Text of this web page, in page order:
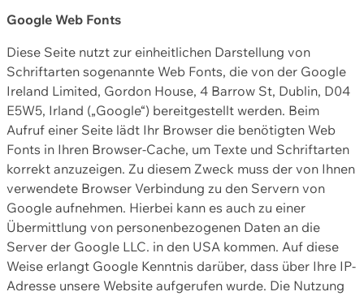
Google Web Fonts
Diese Seite nutzt zur einheitlichen Darstellung von
Schriftarten sogenannte Web Fonts, die von der Google
Ireland Limited, Gordon House, 4 Barrow St, Dublin, D04
E5W5, Irland („Google“) bereitgestellt werden. Beim
Aufruf einer Seite lädt Ihr Browser die benötigten Web
Fonts in Ihren Browser-Cache, um Texte und Schriftarten
korrekt anzuzeigen. Zu diesem Zweck muss der von Ihnen
verwendete Browser Verbindung zu den Servern von
Google aufnehmen. Hierbei kann es auch zu einer
Übermittlung von personenbezogenen Daten an die
Server der Google LLC. in den USA kommen. Auf diese
Weise erlangt Google Kenntnis darüber, dass über Ihre IP-
Adresse unsere Website aufgerufen wurde. Die Nutzung